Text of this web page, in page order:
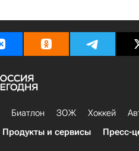
Биатлон ЗОЖ Хоккей
Продукты и сервисы Пресс-